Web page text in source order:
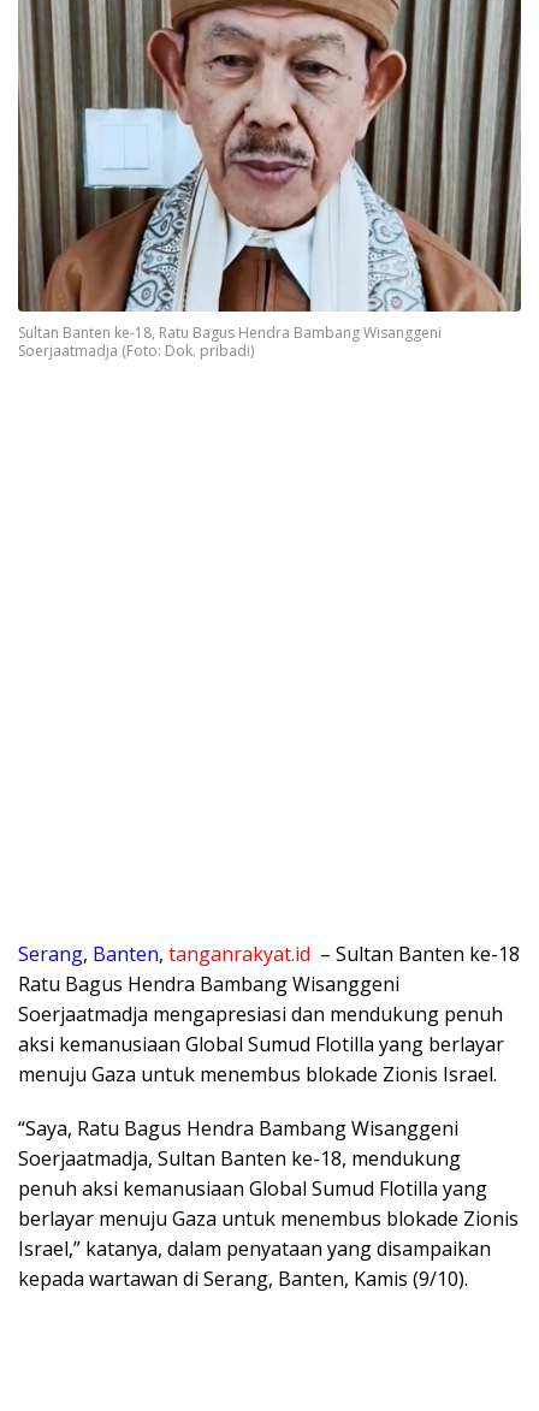
Sultan Banten ke-18, Ratu Bagus Hendra Bambang Wisanggeni
Soerjaatmadja (Foto: Dok. pribadi)
Serang, Banten, tanganrakyat.id – Sultan Banten ke-18
Ratu Bagus Hendra Bambang Wisanggeni
Soerjaatmadja mengapresiasi dan mendukung penuh
aksi kemanusiaan Global Sumud Flotilla yang berlayar
menuju Gaza untuk menembus blokade Zionis Israel.
“Saya, Ratu Bagus Hendra Bambang Wisanggeni
Soerjaatmadja, Sultan Banten ke-18, mendukung
penuh aksi kemanusiaan Global Sumud Flotilla yang
berlayar menuju Gaza untuk menembus blokade Zionis
Israel,” katanya, dalam penyataan yang disampaikan
kepada wartawan di Serang, Banten, Kamis (9/10).